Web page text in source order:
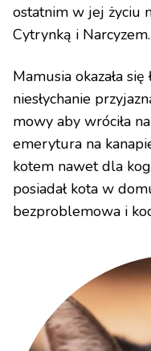
ostatnim w jej życiu
Cytrynką i Narcyzem.
Mamusia okazała
niesłychanie
mowy aby wróciła
emerytura na
kotem nawet dla
posiadał kota w
bezproblemowa i